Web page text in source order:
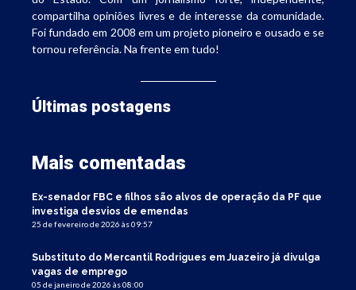
compartilha opiniões livres e de interesse da comunidade.
Foi fundado em 2008 em um projeto pioneiro e ousado e se
tornou referência. Na frente em tudo!
Últimas postagens
Mais comentadas
Ex-senador FBC e filhos são alvos de operação da PF que
investiga desvios de emendas
25 de fevereiro de 2026 às 09:57
Substituto do Mercantil Rodrigues em Juazeiro já divulga
vagas de emprego
05 de janeiro de 2026 às 08:00